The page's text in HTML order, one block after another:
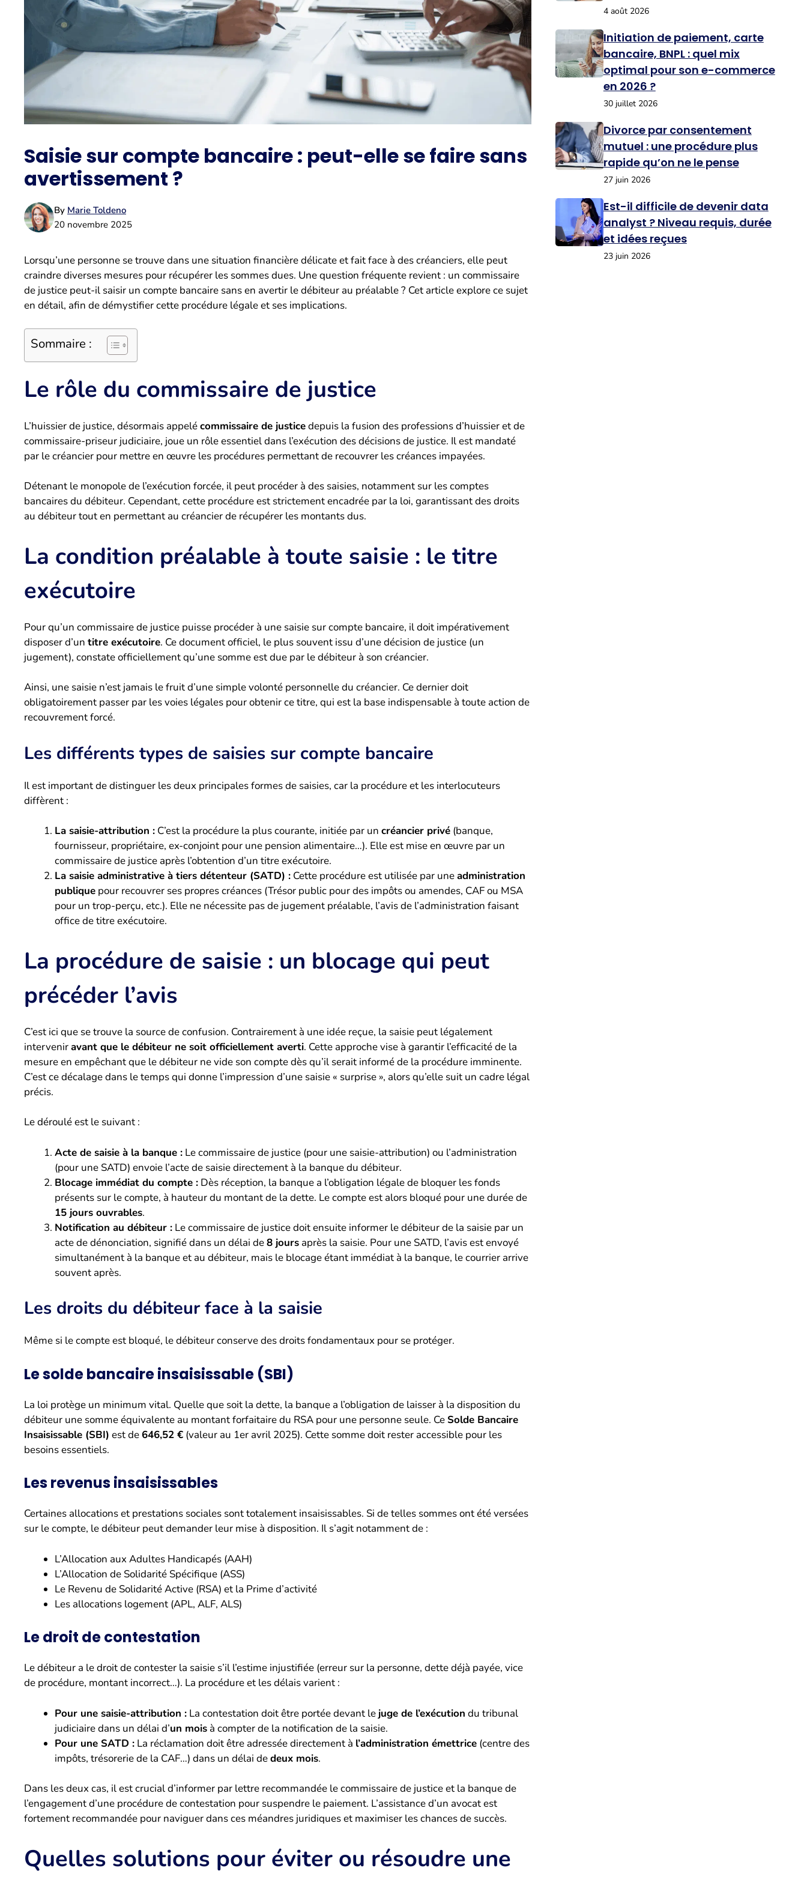
Saisie sur compte bancaire : peut-elle se faire sans
avertissement ?
By Marie Toldeno
20 novembre 2025
Lorsqu’une personne se trouve dans une situation financière délicate et fait face à des créanciers, elle peut
craindre diverses mesures pour récupérer les sommes dues. Une question fréquente revient : un commissaire
de justice peut-il saisir un compte bancaire sans en avertir le débiteur au préalable ? Cet article explore ce sujet
en détail, afin de démystifier cette procédure légale et ses implications.
Sommaire :
Le rôle du commissaire de justice
L’huissier de justice, désormais appelécommissaire de justicedepuis la fusion des professions d’huissier et de
commissaire-priseur judiciaire, joue un rôle essentiel dans l’exécution des décisions de justice. Il est mandaté
par le créancier pour mettre en œuvre les procédures permettant de recouvrer les créances impayées.
Détenant le monopole de l’exécution forcée, il peut procéder à des saisies, notamment sur les comptes
bancaires du débiteur. Cependant, cette procédure est strictement encadrée par la loi, garantissant des droits
au débiteur tout en permettant au créancier de récupérer les montants dus.
La condition préalable à toute saisie : le titre
exécutoire
Pour qu’un commissaire de justice puisse procéder à une saisie sur compte bancaire, il doit impérativement
disposer d’un titre exécutoire. Ce document officiel, le plus souvent issu d’une décision de justice (un
jugement), constate officiellement qu’une somme est due par le débiteur à son créancier.
Ainsi, une saisie n’est jamais le fruit d’une simple volonté personnelle du créancier. Ce dernier doit
obligatoirement passer par les voies légales pour obtenir ce titre, qui est la base indispensable à toute action de
recouvrement forcé.
Les différents types de saisies sur compte bancaire
Il est important de distinguer les deux principales formes de saisies, car la procédure et les interlocuteurs
diffèrent :
La saisie-attribution : C’est la procédure la plus courante, initiée par un créancier privé (banque,
fournisseur, propriétaire, ex-conjoint pour une pension alimentaire…). Elle est mise en œuvre par un
commissaire de justice après l’obtention d’un titre exécutoire.
La saisie administrative à tiers détenteur (SATD) : Cette procédure est utilisée par uneadministration
publique pour recouvrer ses propres créances (Trésor public pour des impôts ou amendes, CAF ou MSA
pour un trop-perçu, etc.). Elle ne nécessite pas de jugement préalable, l’avis de l’administration faisant
office de titre exécutoire.
La procédure de saisie : un blocage qui peut
précéder l’avis
C’est ici que se trouve la source de confusion. Contrairement à une idée reçue, la saisie peut légalement
interveniravant que le débiteur ne soit officiellement averti. Cette approche vise à garantir l’efficacité de la
mesure en empêchant que le débiteur ne vide son compte dès qu’il serait informé de la procédure imminente.
C’est ce décalage dans le temps qui donne l’impression d’une saisie « surprise », alors qu’elle suit un cadre légal
précis.
Le déroulé est le suivant :
Acte de saisie à la banque : Le commissaire de justice (pour une saisie-attribution) ou l’administration
(pour une SATD) envoie l’acte de saisie directement à la banque du débiteur.
Blocage immédiat du compte : Dès réception, la banque a l’obligation légale de bloquer les fonds
présents sur le compte, à hauteur du montant de la dette. Le compte est alors bloqué pour une durée de
15 jours ouvrables.
Notification au débiteur : Le commissaire de justice doit ensuite informer le débiteur de la saisie par un
acte de dénonciation, signifié dans un délai de8 jours après la saisie. Pour une SATD, l’avis est envoyé
simultanément à la banque et au débiteur, mais le blocage étant immédiat à la banque, le courrier arrive
souvent après.
Les droits du débiteur face à la saisie
Même si le compte est bloqué, le débiteur conserve des droits fondamentaux pour se protéger.
Le solde bancaire insaisissable (SBI)
La loi protège un minimum vital. Quelle que soit la dette, la banque a l’obligation de laisser à la disposition du
débiteur une somme équivalente au montant forfaitaire du RSA pour une personne seule. Ce Solde Bancaire
Insaisissable (SBI) est de 646,52 € (valeur au 1er avril 2025). Cette somme doit rester accessible pour les
besoins essentiels.
Les revenus insaisissables
Certaines allocations et prestations sociales sont totalement insaisissables. Si de telles sommes ont été versées
sur le compte, le débiteur peut demander leur mise à disposition. Il s’agit notamment de :
L’Allocation aux Adultes Handicapés (AAH)
L’Allocation de Solidarité Spécifique (ASS)
Le Revenu de Solidarité Active (RSA) et la Prime d’activité
Les allocations logement (APL, ALF, ALS)
Le droit de contestation
Le débiteur a le droit de contester la saisie s’il l’estime injustifiée (erreur sur la personne, dette déjà payée, vice
de procédure, montant incorrect…). La procédure et les délais varient :
Pour une saisie-attribution : La contestation doit être portée devant le juge de l’exécution du tribunal
judiciaire dans un délai d’un mois à compter de la notification de la saisie.
Pour une SATD : La réclamation doit être adressée directement à l’administration émettrice (centre des
impôts, trésorerie de la CAF…) dans un délai dedeux mois.
Dans les deux cas, il est crucial d’informer par lettre recommandée le commissaire de justice et la banque de
l’engagement d’une procédure de contestation pour suspendre le paiement. L’assistance d’un avocat est
fortement recommandée pour naviguer dans ces méandres juridiques et maximiser les chances de succès.
Quelles solutions pour éviter ou résoudre une
4 août 2026
Initiation de paiement, carte
bancaire, BNPL : quel mix
optimal pour son e-commerce
en 2026 ?
30 juillet 2026
Divorce par consentement
mutuel : une procédure plus
rapide qu’on ne le pense
27 juin 2026
Est-il difficile de devenir data
analyst ? Niveau requis, durée
et idées reçues
23 juin 2026